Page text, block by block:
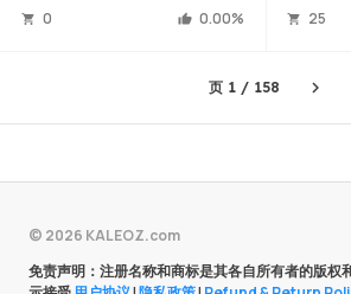
0 0.00 25
页 1 / 158
Next
© 2026 KALEOZ.com
免责声明：注册名称和商标是其各自所有者的版权